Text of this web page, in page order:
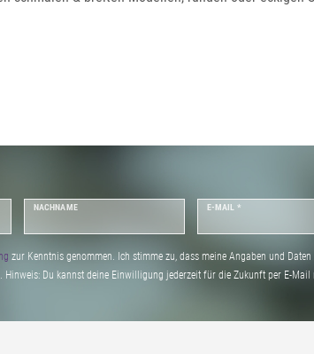
NACHNAME E-MAIL *
zur Kenntnis genommen. Ich stimme zu, dass meine Angaben und
Hinweis: Du kannst deine Einwilligung jederzeit für die Zukunft per E-Mail